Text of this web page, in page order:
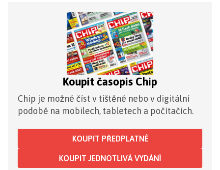
Koupit časopis Chip
Chip je možné číst v tištěné nebo v digitální
podobě na mobilech, tabletech a počítačích.
KOUPIT PŘEDPLATNÉ
KOUPIT JEDNOTLIVÁ VYDÁNÍ